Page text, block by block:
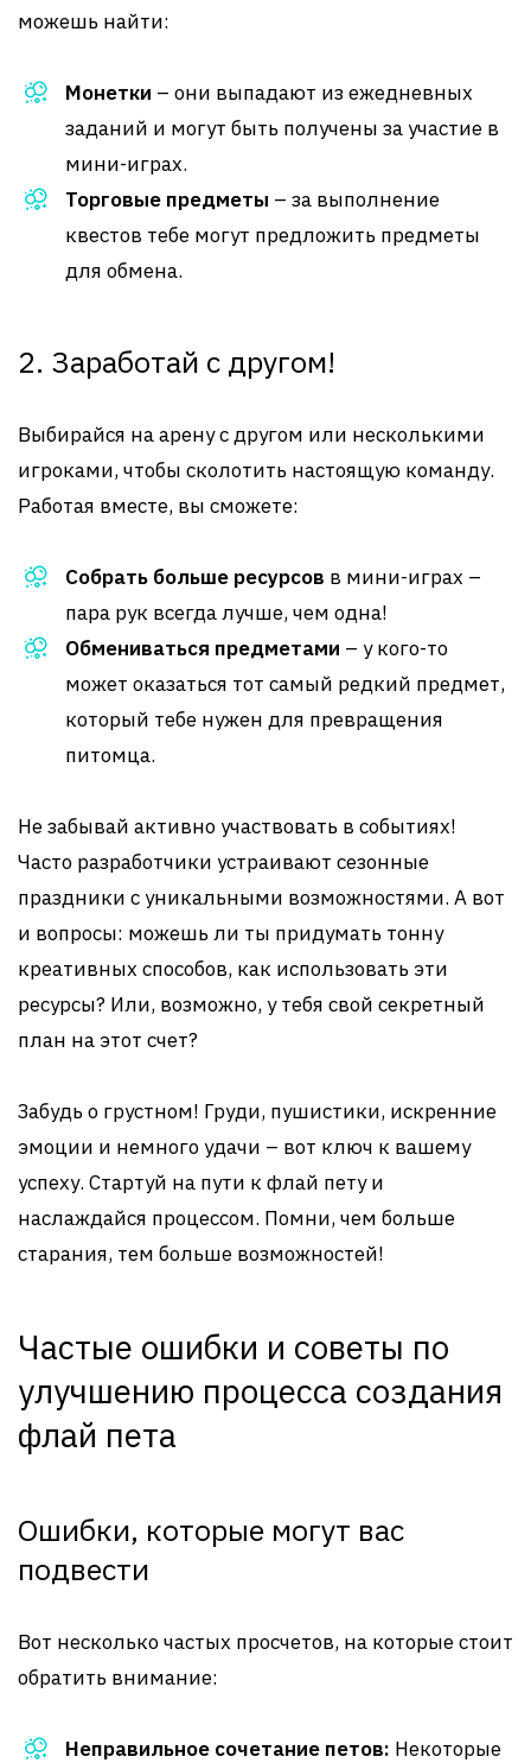
можешь найти:
Монетки – они выпадают из ежедневных
заданий и могут быть получены за участие в
мини-играх.
Торговые предметы – за выполнение
квестов тебе могут предложить предметы
для обмена.
2. Заработай с другом!
Выбирайся на арену с другом или несколькими
игроками, чтобы сколотить настоящую команду.
Работая вместе, вы сможете:
Собрать больше ресурсов в мини-играх –
пара рук всегда лучше, чем одна!
Обмениваться предметами – у кого-то
может оказаться тот самый редкий предмет,
который тебе нужен для превращения
питомца.
Не забывай активно участвовать в событиях!
Часто разработчики устраивают сезонные
праздники с уникальными возможностями. А вот
и вопросы: можешь ли ты придумать тонну
креативных способов, как использовать эти
ресурсы? Или, возможно, у тебя свой секретный
план на этот счет?
Забудь о грустном! Груди, пушистики, искренние
эмоции и немного удачи – вот ключ к вашему
успеху. Стартуй на пути к флай пету и
наслаждайся процессом. Помни, чем больше
старания, тем больше возможностей!
Частые ошибки и советы по
улучшению процесса создания
флай пета
Ошибки, которые могут вас
подвести
Вот несколько частых просчетов, на которые стоит
обратить внимание:
Неправильное сочетание петов: Некоторые